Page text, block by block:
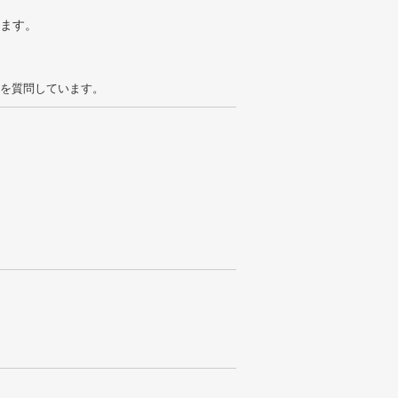
す。
質問しています。